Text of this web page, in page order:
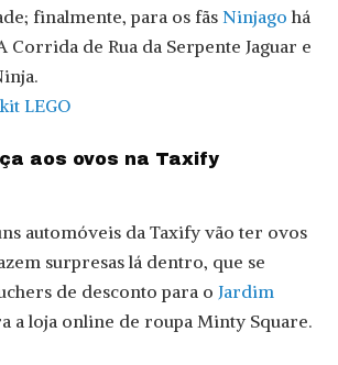
finalmente, para os fãs Ninjago há
Corrida de Rua da Serpente Jaguar e
LEGO
aos ovos na Taxify
automóveis da Taxify vão ter ovos
surpresas lá dentro, que se
de desconto para o Jardim
a loja online de roupa Minty Square.